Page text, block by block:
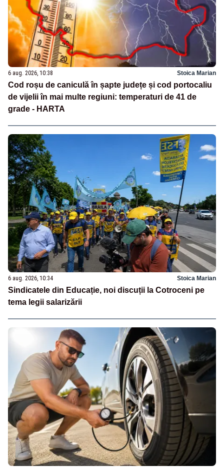
6 aug. 2026, 10:38 Stoica Marian
Cod roșu de caniculă în șapte județe și cod portocaliu
de vijelii în mai multe regiuni: temperaturi de 41 de
grade - HARTA
6 aug. 2026, 10:34 Stoica Marian
Sindicatele din Educație, noi discuții la Cotroceni pe
tema legii salarizării